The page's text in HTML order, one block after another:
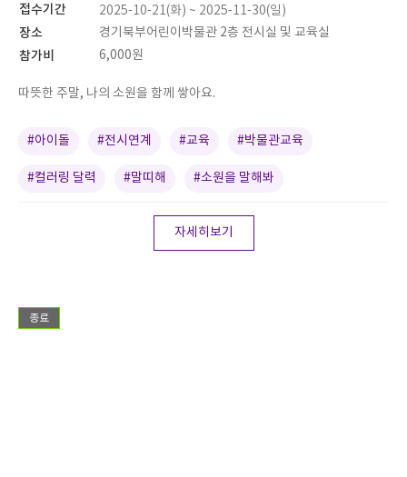
접수기간 2025-10-21(화) ~ 2025-11-30(일)
장소 경기북부어린이박물관 2층 전시실 및 교육실
참가비 6,000원
따뜻한 주말, 나의 소원을 함께 쌓아요.
#아이돌 #전시연계 #교육 #박물관교육
#컬러링 달력 #말띠해 #소원을 말해봐
자세히보기
종료